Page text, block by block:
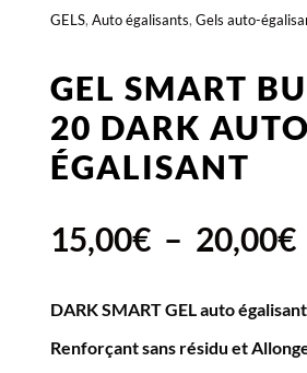
GELS, Auto égalisants, Gels auto-
GEL SMART
20 DARK
ÉGALISANT
15,00€ – 20,00€
DARK SMART GEL auto
Renforçant sans résidu et